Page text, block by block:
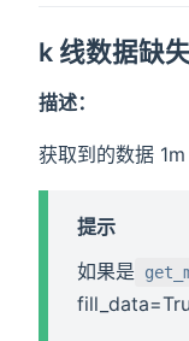
k 线数据缺
描述：
获取到的数据 1m
提示
如果是